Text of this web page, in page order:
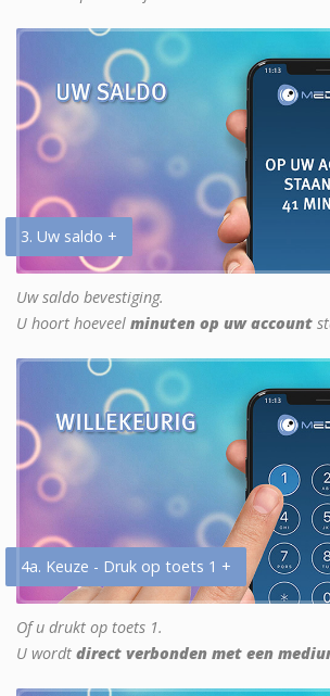
3. Uw saldo +
Uw saldo bevestiging.
U hoort hoeveel minuten op uw account
4a. Keuze - Druk op toets 1 +
Of u drukt op toets 1.
U wordt direct verbonden met een